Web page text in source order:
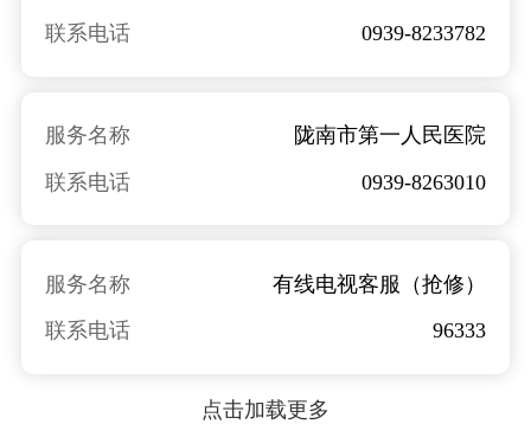
联系电话
0939-8233782
服务名称
陇南市第一人民医院
联系电话
0939-8263010
服务名称
有线电视客服（抢修）
联系电话
96333
点击加载更多